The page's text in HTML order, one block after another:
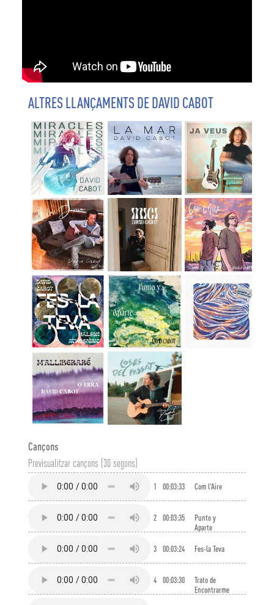
ALTRES LLANÇAMENTS DE DAVID CABOT
Cançons
Previsualitzar cançons (30 segons)
1 00:03:33 Com l'Aire
2 00:03:35
Punto y
Aparte
3 00:03:24 Fes-la Teva
4 00:03:30
Trato de
Encontrarme